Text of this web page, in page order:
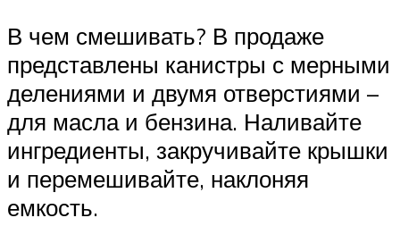
В чем смешивать? В продаже
представлены канистры с мерными
делениями и двумя отверстиями –
для масла и бензина. Наливайте
ингредиенты, закручивайте крышки
и перемешивайте, наклоняя
емкость.